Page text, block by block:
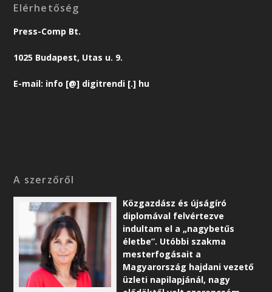
Elérhetőség
Press-Comp Bt.
1025 Budapest, Utas u. 9.
E-mail: info [@] digitrendi [.] hu
A szerzőről
Közgazdász és újságíró
diplomával felvértezve
indultam el a „nagybetűs
életbe”. Utóbbi szakma
mesterfogásait a
Magyarország hajdani vezető
üzleti napilapjánál, nagy